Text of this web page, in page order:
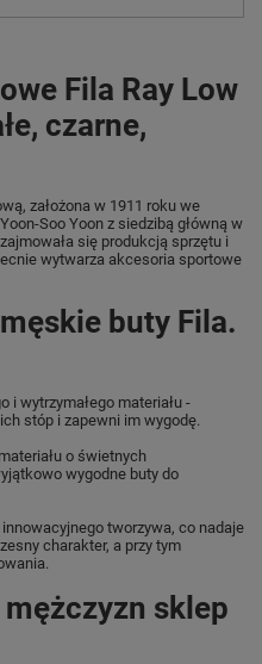
Fila Ray Low
czarne,
założona w 1911 roku we
Soo Yoon z siedzibą główną w
się produkcją sprzętu i
wytwarza akcesoria sportowe
buty Fila.
i wytrzymałego materiału -
stóp i zapewni im wygodę.
o świetnych
wygodne buty do
tworzywa, co nadaje
charakter, a przy tym
sklep